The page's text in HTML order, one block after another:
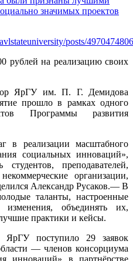
posts/
рублей на реализацию своих
ЯрГУ им. П. Г. Демидова
прошло в рамках одного
Программы развития
реализации масштабного
социальных инноваций»,
преподавателей,
организации,
Александр Русаков.— В
таланты, настроенные
объединять их,
практики и кейсы.
поступило 29 заявок
— членов консорциума